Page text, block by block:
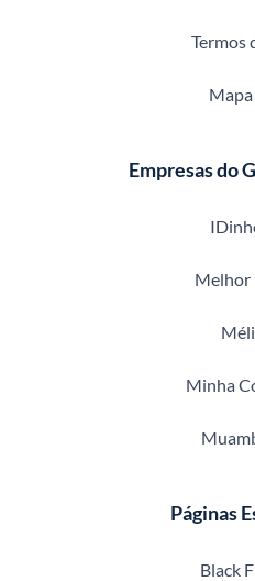
Termos
Empresas do
Melhor
Minha
Páginas
Black